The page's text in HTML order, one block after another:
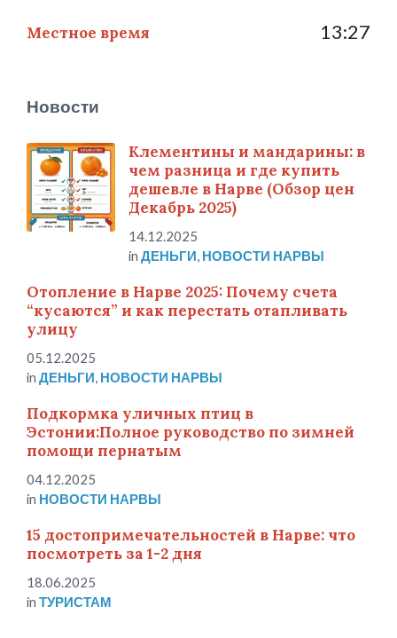
Местное время 13:27
Новости
Клементины и мандарины: в
чем разница и где купить
дешевле в Нарве (Обзор цен
Декабрь 2025)
14.12.2025
in ДЕНЬГИ НОВОСТИ НАРВЫ
Отопление в Нарве 2025: Почему счета
“кусаются” и как перестать отапливать
улицу
05.12.2025
in ДЕНЬГИ НОВОСТИ НАРВЫ
Подкормка уличных птиц в
Эстонии:Полное руководство по зимней
помощи пернатым
04.12.2025
in НОВОСТИ НАРВЫ
15 достопримечательностей в Нарве: что
посмотреть за 1-2 дня
18.06.2025
in ТУРИСТАМ